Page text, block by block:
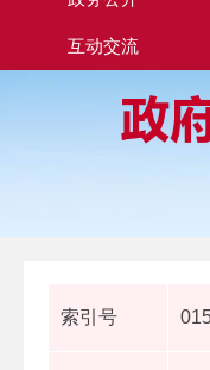
互动交流
索引号